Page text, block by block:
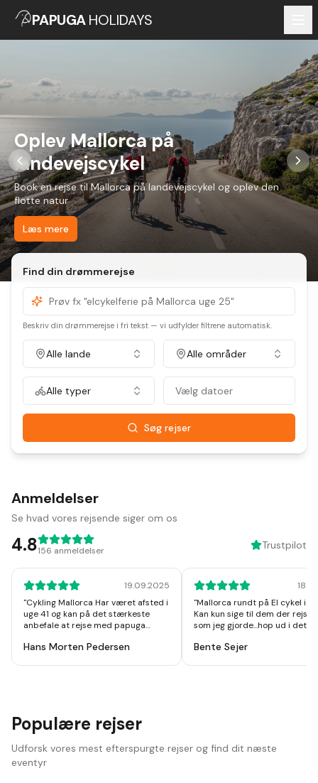
PAPUGAHOLIDAYS
Oplev Mallorca på
landevejscykel
Book en rejse til Mallorca på landevejscykel og oplev den
flotte natur
Læs mere
Find din drømmerejse
Beskriv din drømmerejse i fri tekst — vi udfylder filtrene automatisk.
Alle lande Alle områder
Alle typer Vælg datoer
Søg rejser
Anmeldelser
Se hvad vores rejsende siger om os
4.8156 anmeldelser Trustpilot
19.09.2025
"Cykling Mallorca Har været afsted i
uge 41 og kan på det stærkeste
anbefale at rejse med papuga
til slut, modtog en app hvor alt var
Bare se at komme afsted der er
noget for en hver.
Hans Morten Pedersen
"Mallorca rundt på El cykel i
Kan kun sige til dem der rejser
som jeg gjorde...hop ud i det, I
mennesker, omgivelser og
Bente Sejer
Populære rejser
Udforsk vores mest efterspurgte rejser og find dit næste
eventyr